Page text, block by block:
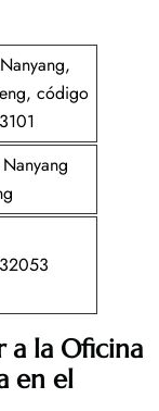
código
a la Oficina
en el